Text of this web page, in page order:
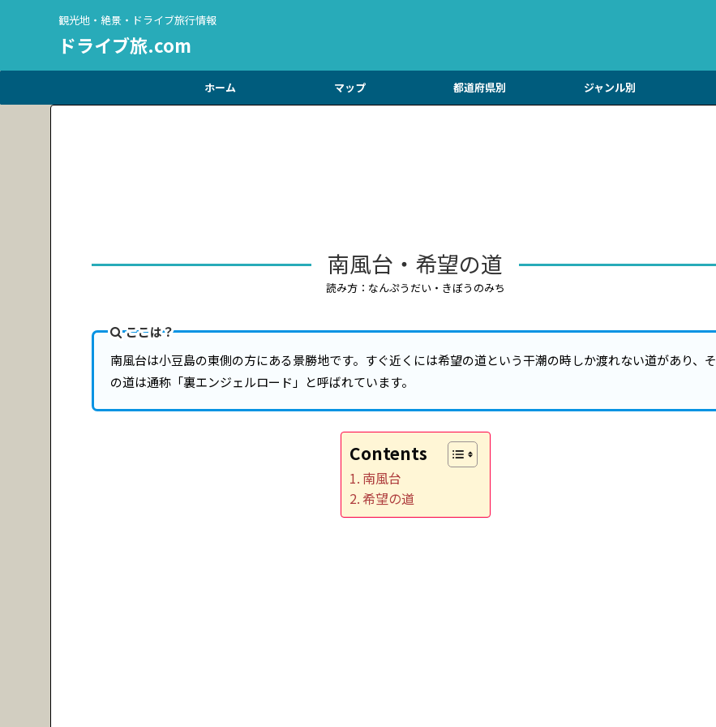
観光地・絶景・ドライブ旅行情報
ドライブ旅.com
ホーム マップ 都道府県別 ジャンル別
南風台・希望の道
読み方：なんぷうだい・きぼうのみち
ここは？
南風台は小豆島の東側の方にある景勝地です。すぐ近くには希望の道という干潮の時しか渡れない道があり、そ
の道は通称「裏エンジェルロード」と呼ばれています。
Contents
南風台
希望の道